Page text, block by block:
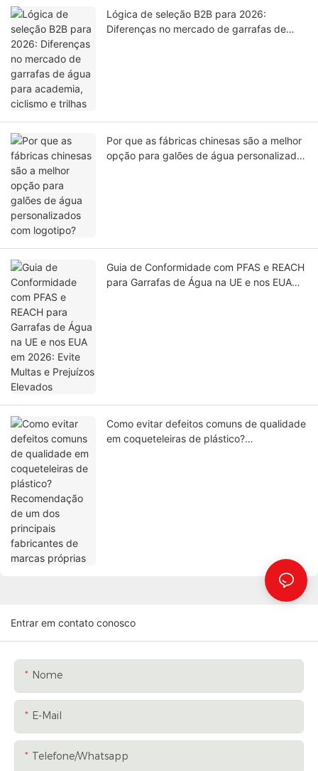
Lógica de seleção B2B para 2026:
Diferenças no mercado de garrafas de
Por que as fábricas chinesas são a melhor
opção para galões de água personalizados
Guia de Conformidade com PFAS e REACH
para Garrafas de Água na UE e nos EUA
Como evitar defeitos comuns de qualidade
em coqueteleiras de plástico?
Entrar em contato conosco
Nome
E-Mail
Telefone/whatsapp